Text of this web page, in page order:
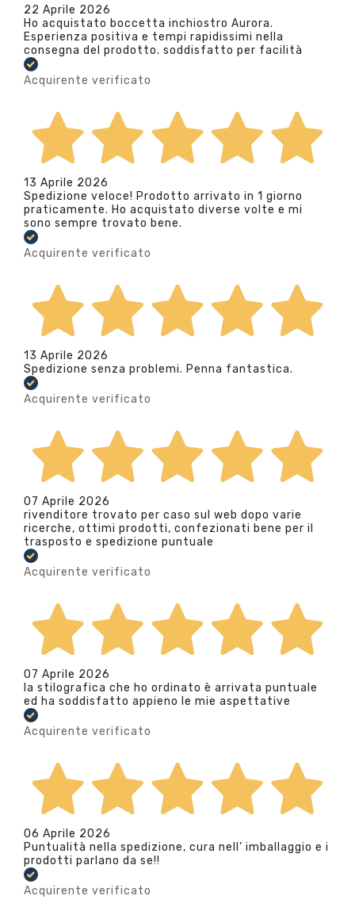
22 Aprile 2026
Ho acquistato boccetta inchiostro Aurora.
Esperienza positiva e tempi rapidissimi nella
consegna del prodotto. soddisfatto per facilità
Acquirente verificato
13 Aprile 2026
Spedizione veloce! Prodotto arrivato in 1 giorno
praticamente. Ho acquistato diverse volte e mi
sono sempre trovato bene.
Acquirente verificato
13 Aprile 2026
Spedizione senza problemi. Penna fantastica.
Acquirente verificato
07 Aprile 2026
rivenditore trovato per caso sul web dopo varie
ricerche, ottimi prodotti, confezionati bene per il
trasposto e spedizione puntuale
Acquirente verificato
07 Aprile 2026
la stilografica che ho ordinato è arrivata puntuale
ed ha soddisfatto appieno le mie aspettative
Acquirente verificato
06 Aprile 2026
Puntualità nella spedizione, cura nell’ imballaggio e i
prodotti parlano da se!!
Acquirente verificato